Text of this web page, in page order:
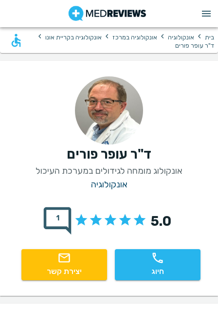
בית › אונקולוגיה › אונקולוגיה במרכז › אונקולוגיה בקריית אונו ›
ד"ר עופר פורים
ד"ר עופר פורים
אונקולוג מומחה לגידולים במערכת העיכול
אונקולוגיה
5.0
1
חיוג יצירת קשר